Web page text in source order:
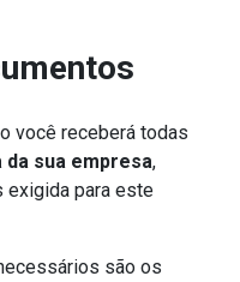
você receberá todas
da sua empresa,
exigida para este
são os